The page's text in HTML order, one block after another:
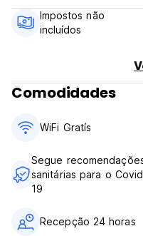
Check in from 11.30 to
Check out before 10.00
Taxes not included
Breakfast not included
General:
24 hours reception.
Children from 2 years old
smoking on the premises
Impostos não
incluídos
Comodidades
WiFi Gratís
Segue
sanitárias para o
19
Recepção 24 horas